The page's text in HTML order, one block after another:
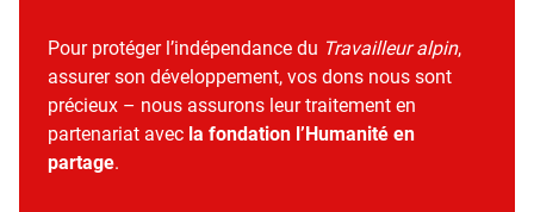
Pour protéger l’indépendance du Travailleur alpin,
assurer son développement, vos dons nous sont
précieux – nous assurons leur traitement en
partenariat avec la fondation l’Humanité en
partage.